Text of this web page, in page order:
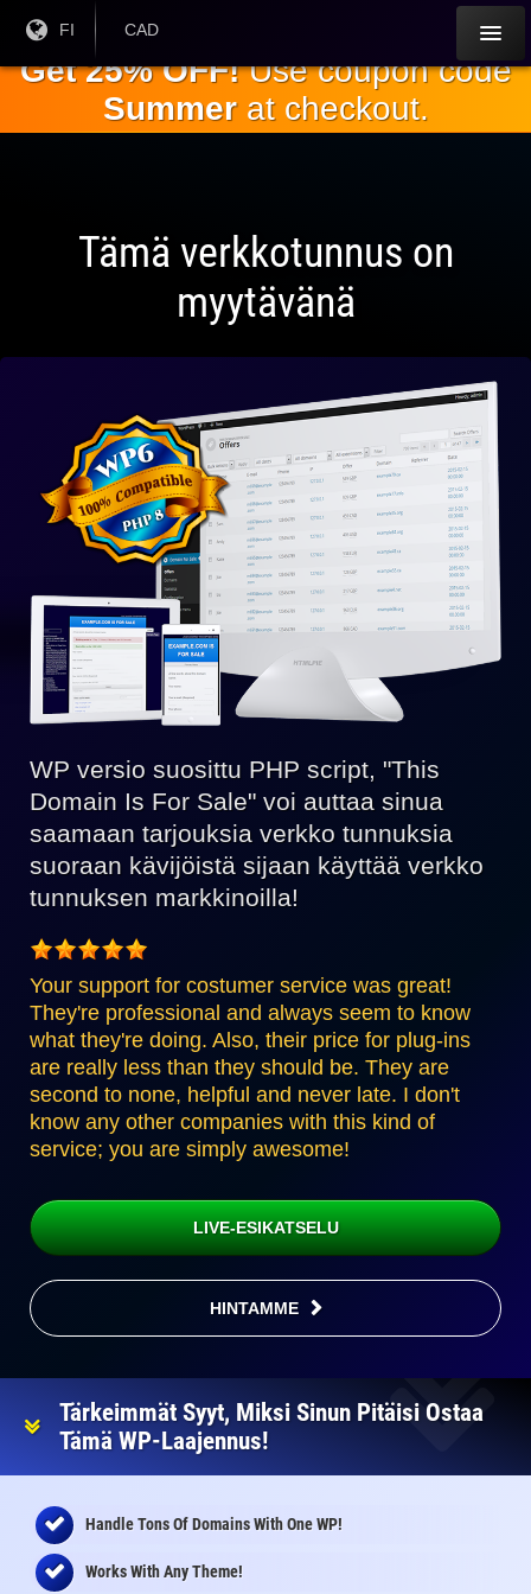
Nykyinen
FI
Nykyinen
CAD
Get 25% OFF!Use coupon code
Summerat checkout.
Tämä verkkotunnus on
myytävänä
Täysin
yhteensopiva
WPin kanssa
WP versio suosittu PHP script, "This
Domain Is For Sale" voi auttaa sinua
saamaan tarjouksia verkko tunnuksia
suoraan kävijöistä sijaan käyttää verkko
tunnuksen markkinoilla!
Your support for costumer service was great!
They're professional and always seem to know
what they're doing. Also, their price for plug-ins
are really less than they should be. They are
second to none, helpful and never late. I don't
know any other companies with this kind of
service; you are simply awesome!
LIVE-ESIKATSELU
HINTAMME
Tärkeimmät Syyt, Miksi Sinun Pitäisi Ostaa
Tämä WP-Laajennus!
Handle Tons Of Domains With One WP!
Works With Any Theme!